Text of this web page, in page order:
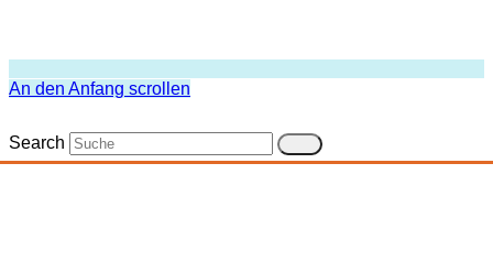
An den Anfang scrollen
Search